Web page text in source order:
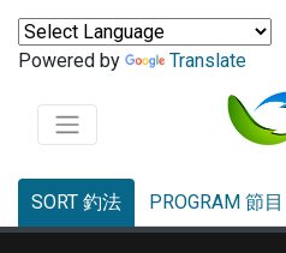
Powered by Translate
SORT 釣法 PROGRAM 節目